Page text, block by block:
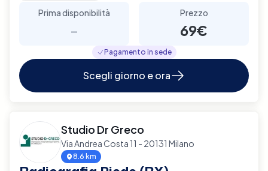
Prima disponibilità
-
Prezzo
69€
Pagamento in sede
Scegli giorno e ora
Studio Dr Greco
Via Andrea Costa 11 - 20131 Milano
8.6 km